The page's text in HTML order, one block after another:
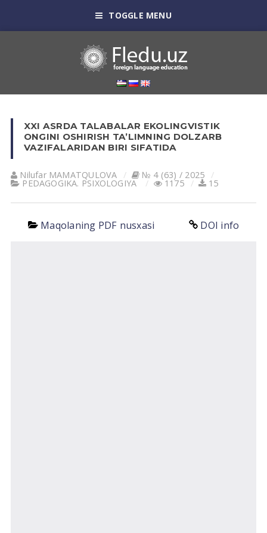
TOGGLE MENU
XXI ASRDA TALABALAR EKOLINGVISTIK
ONGINI OSHIRISH TA’LIMNING DOLZARB
VAZIFALARIDAN BIRI SIFATIDA
Nilufar MAMATQULOVA № 4 (63) / 2025
PEDАGOGIKА. PSIXOLOGIYA 1175 15
Maqolaning PDF nusxasi DOI info